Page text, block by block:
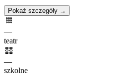
Pokaż szczegóły →
—
teatr
—
szkolne